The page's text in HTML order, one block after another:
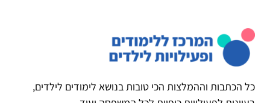
כל הכתבות וההמלצות הכי טובות בנושא לימודים לילדים,